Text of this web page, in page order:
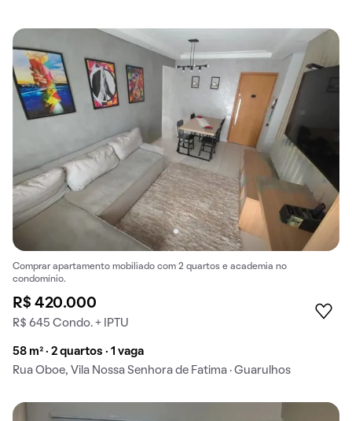
Comprar apartamento mobiliado com 2 quartos e academia no
condomínio.
R$ 420.000
R$ 645 Condo. + IPTU
58 m² · 2 quartos · 1 vaga
Rua Oboe, Vila Nossa Senhora de Fatima · Guarulhos